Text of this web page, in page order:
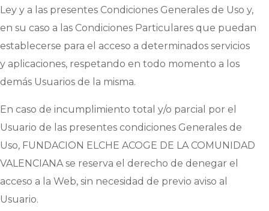
Ley y a las presentes Condiciones Generales de Uso y,
en su caso a las Condiciones Particulares que puedan
establecerse para el acceso a determinados servicios
y aplicaciones, respetando en todo momento a los
demás Usuarios de la misma.
En caso de incumplimiento total y/o parcial por el
Usuario de las presentes condiciones Generales de
Uso, FUNDACION ELCHE ACOGE DE LA COMUNIDAD
VALENCIANAse reserva el derecho de denegar el
acceso a la Web, sin necesidad de previo aviso al
Usuario.